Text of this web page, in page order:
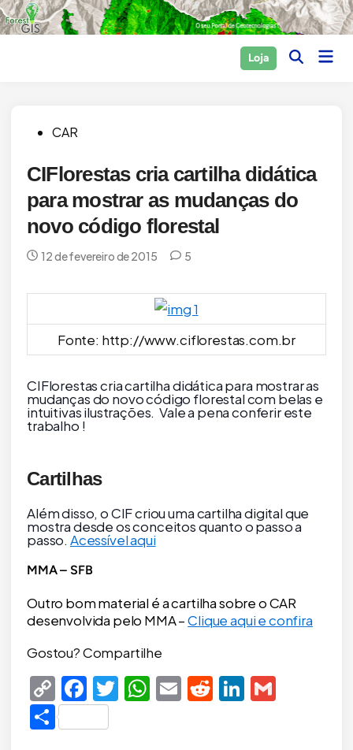
Skip
to
Loja Open Main
Posted
CAR
CIFlorestas cria cartilha didática
para mostrar as mudanças do
novo código florestal
12 de fevereiro de 2015 5
Fonte: http://www.ciflorestas.com.br
CIFlorestas cria cartilha didática para mostrar as
mudanças do novo código florestal com belas e
intuitivas ilustrações. Vale a pena conferir este
trabalho !
Cartilhas
Além disso, o CIF criou uma cartilha digital que
mostra desde os conceitos quanto o passo a
passo. Acessível aqui
MMA – SFB
Outro bom material é a cartilha sobre o CAR
desenvolvida pelo MMA –Clique aqui e confira
Gostou? Compartilhe
Copy
Link
Facebook
Twitter
WhatsApp
EmailRedditLinkedIn
Share